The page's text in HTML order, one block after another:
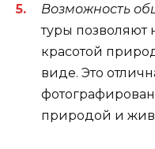
Возможность
туры позволяют
красотой
виде. Это
природой и